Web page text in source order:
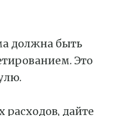
должна быть
Это
расходов, дайте